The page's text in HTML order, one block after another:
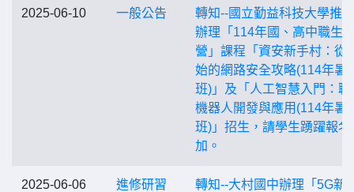
2025-06-10 一般公告
轉知--國立勤益科技大學推
辦理「114年國、高中職生
營」課程「資安新手村：從
始的網路安全攻略(114年暑
班)」及「人工智慧入門：聊
機器人開發與應用(114年暑
班)」招生，請學生踴躍報名
加。
2025-06-06 進修研習
轉知--大村國中辦理「5G新